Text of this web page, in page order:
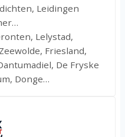
Leidingen
Lelystad,
Friesland,
De Fryske
Donge…